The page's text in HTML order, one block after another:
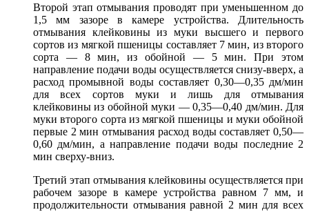
Второй этап отмывания проводят при уменьшенном до
1,5 мм зазоре в камере устройства. Длительность
отмывания клейковины из муки высшего и первого
сортов из мягкой пшеницы составляет 7 мин, из второго
сорта — 8 мин, из обойной — 5 мин. При этом
направление подачи воды осуществляется снизу-вверх, а
расход промывной воды составляет 0,30—0,35 дм/мин
для всех сортов муки и лишь для отмывания
клейковины из обойной муки — 0,35—0,40 дм/мин. Для
муки второго сорта из мягкой пшеницы и муки обойной
первые 2 мин отмывания расход воды составляет 0,50—
0,60 дм/мин, а направление подачи воды последние 2
мин сверху-вниз.
Третий этап отмывания клейковины осуществляется при
рабочем зазоре в камере устройства равном 7 мм, и
продолжительности отмывания равной 2 мин для всех